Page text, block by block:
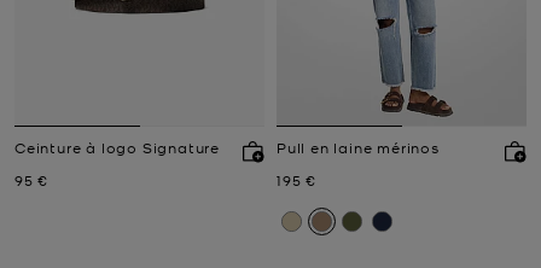
Ceinture à logo Signature
Prix actuel
95 €
Pull en laine mérinos
Prix actuel
195 €